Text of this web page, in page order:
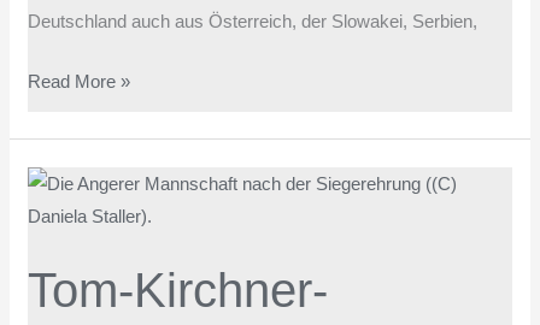
Deutschland auch aus Österreich, der Slowakei, Serbien,
Read More »
Tom-Kirchner-
Tom-
Kirchner-
in
Anger